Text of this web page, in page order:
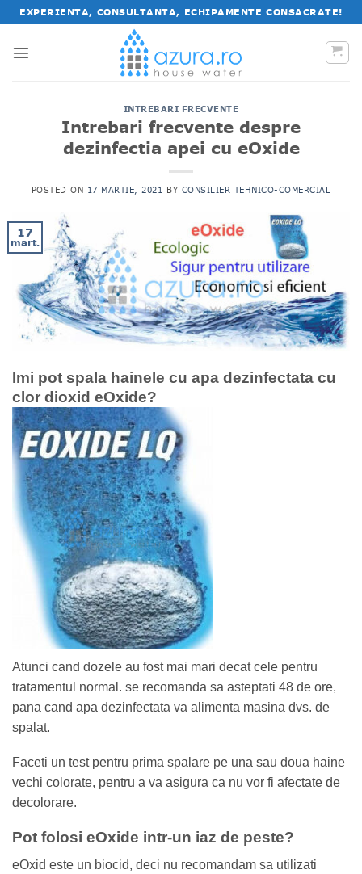
Salt
la
conținut
EXPERIENTA, CONSULTANTA, ECHIPAMENTE CONSACRATE!
INTREBARI FRECVENTE
Intrebari frecvente despre
dezinfectia apei cu eOxide
POSTED ON 17 MARTIE, 2021 BY CONSILIER TEHNICO-COMERCIAL
17
mart.
Imi pot spala hainele cu apa dezinfectata cu
clor dioxid eOxide?
Atunci cand dozele au fost mai mari decat cele pentru
tratamentul normal. se recomanda sa asteptati 48 de ore,
pana cand apa dezinfectata va alimenta masina dvs. de
spalat.
Faceti un test pentru prima spalare pe una sau doua haine
vechi colorate, pentru a va asigura ca nu vor fi afectate de
decolorare.
Pot folosi eOxide intr-un iaz de peste?
eOxid este un biocid, deci nu recomandam sa utilizati